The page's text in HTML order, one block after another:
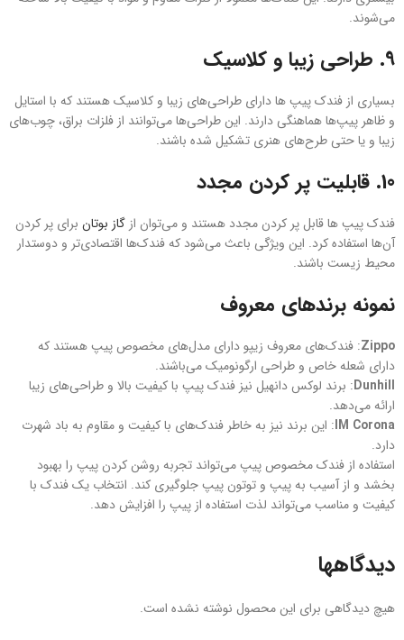
می‌شوند.
9. طراحی زیبا و کلاسیک
بسیاری از فندک‌ پیپ ها دارای طراحی‌های زیبا و کلاسیک هستند که با استایل
و ظاهر پیپ‌ها هماهنگی دارند. این طراحی‌ها می‌توانند از فلزات براق، چوب‌های
زیبا و یا حتی طرح‌های هنری تشکیل شده باشند.
10. قابلیت پر کردن مجدد
فندک‌ پیپ ها قابل پر کردن مجدد هستند و می‌توان از گاز بوتان برای پر کردن
آن‌ها استفاده کرد. این ویژگی باعث می‌شود که فندک‌ها اقتصادی‌تر و دوستدار
محیط زیست باشند.
نمونه برندهای معروف
Zippo: فندک‌های معروف زیپو دارای مدل‌های مخصوص پیپ هستند که
دارای شعله خاص و طراحی ارگونومیک می‌باشند.
Dunhill: برند لوکس دانهیل نیز فندک‌ پیپ با کیفیت بالا و طراحی‌های زیبا
ارائه می‌دهد.
IM Corona: این برند نیز به خاطر فندک‌های با کیفیت و مقاوم به باد شهرت
دارد.
استفاده از فندک مخصوص پیپ می‌تواند تجربه روشن کردن پیپ را بهبود
بخشد و از آسیب به پیپ و توتون پیپ جلوگیری کند. انتخاب یک فندک با
کیفیت و مناسب می‌تواند لذت استفاده از پیپ را افزایش دهد.
دیدگاهها
هیچ دیدگاهی برای این محصول نوشته نشده است.